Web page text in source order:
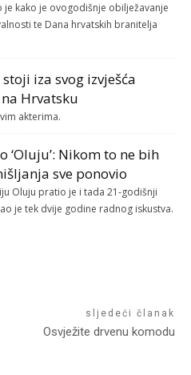
je kako je ovogodišnje obilježavanje
te Dana hrvatskih branitelja
iza svog izvješća
Hrvatsku
akterima.
Nikom to ne bih
sve ponovio
Oluju pratio je i tada 21-godišnji
je tek dvije godine radnog iskustva.
sljedeći članak
Osvježite drvenu komodu